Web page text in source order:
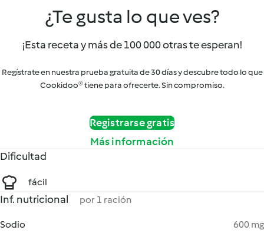
¿Te gusta lo que ves?
¡Esta receta y más de 100 000 otras te esperan!
Regístrate en nuestra prueba gratuita de 30 días y descubre todo lo que
Cookidoo® tiene para ofrecerte. Sin compromiso.
Registrarse gratis
Más información
Dificultad
fácil
Inf. nutricional por 1 ración
Sodio
600 mg